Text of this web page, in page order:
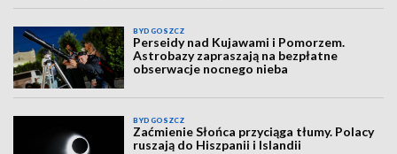
BYDGOSZCZ
Perseidy nad Kujawami i Pomorzem.
Astrobazy zapraszają na bezpłatne
obserwacje nocnego nieba
BYDGOSZCZ
Zaćmienie Słońca przyciąga tłumy. Polacy
ruszają do Hiszpanii i Islandii